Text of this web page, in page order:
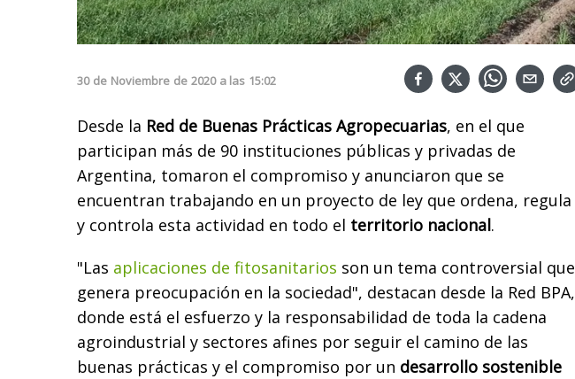
30 de Noviembre de 2020 a las 15:02
Desde la Red de Buenas Prácticas Agropecuarias, en el que
participan más de 90 instituciones públicas y privadas de
Argentina, tomaron el compromiso y anunciaron que se
encuentran trabajando en un proyecto de ley que ordena, regula
y controla esta actividad en todo el territorio nacional.
"Las aplicaciones de fitosanitarios son un tema controversial que
genera preocupación en la sociedad", destacan desde la Red BPA,
donde está el esfuerzo y la responsabilidad de toda la cadena
agroindustrial y sectores afines por seguir el camino de las
buenas prácticas y el compromiso por un desarrollo sostenible